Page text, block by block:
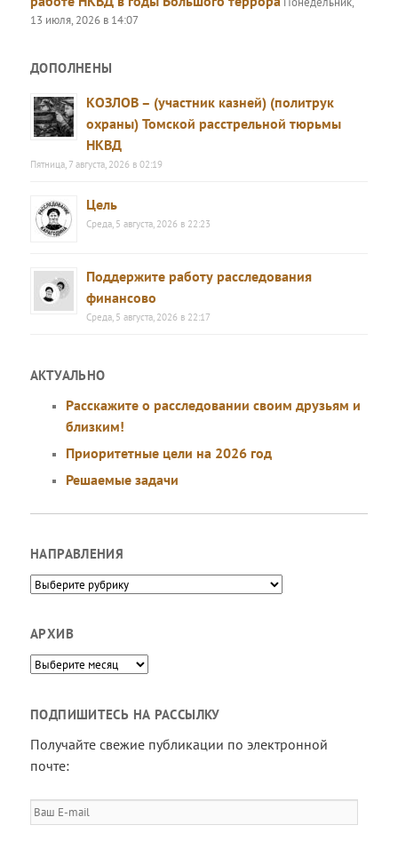
13 июля, 2026 в 14:07
ДОПОЛНЕНЫ
КОЗЛОВ – (участник казней) (политрук
охраны) Томской расстрельной тюрьмы
НКВД
Пятница, 7 августа, 2026 в 02:19
Цель
Среда, 5 августа, 2026 в 22:23
Поддержите работу расследования
финансово
Среда, 5 августа, 2026 в 22:17
АКТУАЛЬНО
Расскажите о расследовании своим друзьям и
близким!
Приоритетные цели на 2026 год
Решаемые задачи
НАПРАВЛЕНИЯ
Направления
АРХИВ
Архив
ПОДПИШИТЕСЬ НА РАССЫЛКУ
Получайте свежие публикации по электронной
почте:
Ваш
E-